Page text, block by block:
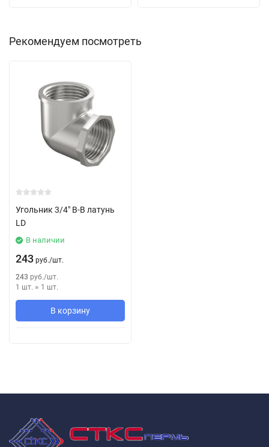
Рекомендуем посмотреть
Угольник 3/4" В-В латунь
LD
В наличии
243 руб./шт.
243 руб./шт.
1 шт. = 1 шт.
В корзину